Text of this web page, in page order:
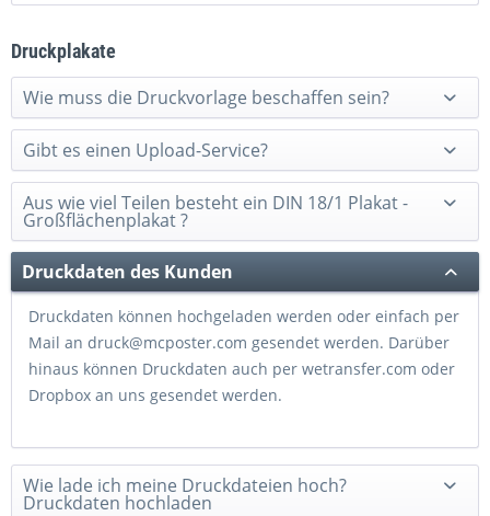
Druckplakate
Wie muss die Druckvorlage beschaffen sein?
Gibt es einen Upload-Service?
Aus wie viel Teilen besteht ein DIN 18/1 Plakat -
Großflächenplakat ?
Druckdaten des Kunden
Druckdaten können hochgeladen werden oder einfach per
Mail an druck@mcposter.com gesendet werden. Darüber
hinaus können Druckdaten auch per wetransfer.com oder
Dropbox an uns gesendet werden.
Wie lade ich meine Druckdateien hoch?
Druckdaten hochladen